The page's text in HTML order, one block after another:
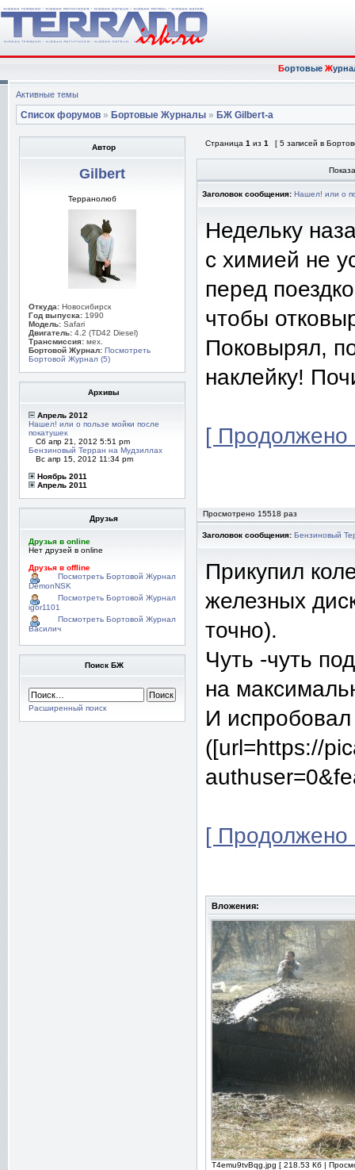
БортовыеЖ
Активные темы
Список форумов » Бортовые Журналы » БЖ Gilbert-а
Автор
Gilbert
Терранолюб
Откуда: Новосибирск
Год выпуска: 1990
Модель: Safari
Двигатель: 4.2 (TD42 Diesel)
Трансмиссия: мех.
Бортовой Журнал: Посмотреть
Бортовой Журнал (5)
Архивы
Апрель 2012
Нашел! или о пользе мойки после
покатушек
Сб апр 21, 2012 5:51 pm
Бензиновый Терран на Мудзиллах
Вс апр 15, 2012 11:34 pm
Ноябрь 2011
Апрель 2011
Друзья
Друзья в online
Нет друзей в online
Друзья в offline
Посмотреть Бортовой Журнал
DemonNSK
Посмотреть Бортовой Журнал
igor1101
Посмотреть Бортовой Журнал
Василич
Поиск БЖ
Расширенный поиск
Страница 1 из 1 [ 5 записей в
Заголовок сообщения: Нашел! или о
Недельку
с химией не
перед
чтобы
Поковырял,
наклейку!
[ Продолжено
Просмотрено 15518 раз
Заголовок сообщения: Бензиновый
Прикупил
железных
точно).
Чуть -чуть
на
И
([url=https://
[ Продолжено
Вложения:
T4emu9tvBqg.jpg [ 218.53 Кб |